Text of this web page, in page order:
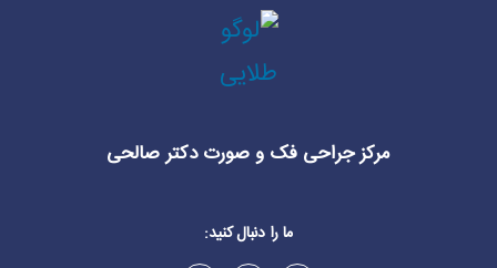
مرکز جراحی فک و صورت دکتر صالحی
ما را دنبال کنید: